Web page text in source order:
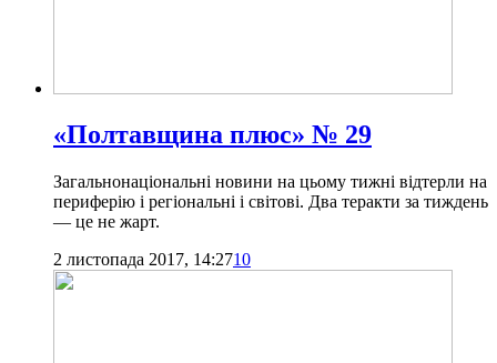
«Полтавщина плюс» № 29
Загальнонаціональні новини на цьому тижні відтерли на
периферію і регіональні і світові. Два теракти за тиждень
— це не жарт.
2 листопада 2017, 14:2710